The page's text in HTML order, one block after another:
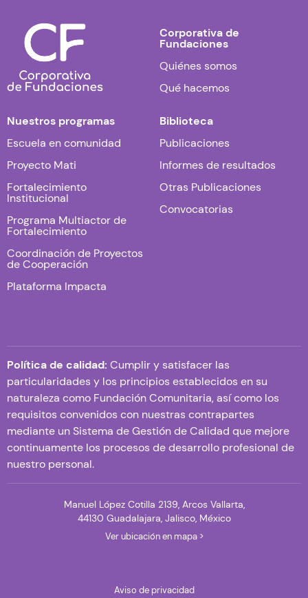
Corporativa de
Fundaciones
Quiénes somos
Qué hacemos
Nuestros programas
Escuela en comunidad
Proyecto Mati
Fortalecimiento
Institucional
Programa Multiactor de
Fortalecimiento
Coordinación de Proyectos
de Cooperación
Plataforma Impacta
Biblioteca
Publicaciones
Informes de resultados
Otras Publicaciones
Convocatorias
Política de calidad: Cumplir y satisfacer las
particularidades y los principios establecidos en su
naturaleza como Fundación Comunitaria, así como los
requisitos convenidos con nuestras contrapartes
mediante un Sistema de Gestión de Calidad que mejore
continuamente los procesos de desarrollo profesional de
nuestro personal.
Manuel López Cotilla 2139, Arcos Vallarta,
44130 Guadalajara, Jalisco, México
Ver ubicación en mapa >
Aviso de privacidad